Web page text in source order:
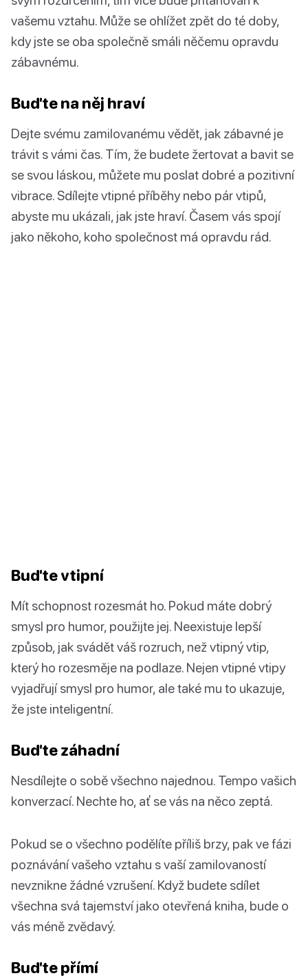
vašemu vztahu. Může se ohlížet zpět do té doby,
kdy jste se oba společně smáli něčemu opravdu
zábavnému.
Buďte na něj hraví
Dejte svému zamilovanému vědět, jak zábavné je
trávit s vámi čas. Tím, že budete žertovat a bavit se
se svou láskou, můžete mu poslat dobré a pozitivní
vibrace. Sdílejte vtipné příběhy nebo pár vtipů,
abyste mu ukázali, jak jste hraví. Časem vás spojí
jako někoho, koho společnost má opravdu rád.
Buďte vtipní
Mít schopnost rozesmát ho. Pokud máte dobrý
smysl pro humor, použijte jej. Neexistuje lepší
způsob, jak svádět váš rozruch, než vtipný vtip,
který ho rozesměje na podlaze. Nejen vtipné vtipy
vyjadřují smysl pro humor, ale také mu to ukazuje,
že jste inteligentní.
Buďte záhadní
Nesdílejte o sobě všechno najednou. Tempo vašich
konverzací. Nechte ho, ať se vás na něco zeptá.
Pokud se o všechno podělíte příliš brzy, pak ve fázi
poznávání vašeho vztahu s vaší zamilovaností
nevznikne žádné vzrušení. Když budete sdílet
všechna svá tajemství jako otevřená kniha, bude o
vás méně zvědavý.
Buďte přímí